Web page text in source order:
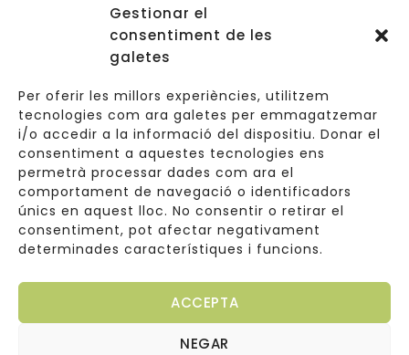
Gestionar el
consentiment de les
galetes
Per oferir les millors experiències, utilitzem
tecnologies com ara galetes per emmagatzemar
i/o accedir a la informació del dispositiu. Donar el
consentiment a aquestes tecnologies ens
permetrà processar dades com ara el
comportament de navegació o identificadors
únics en aquest lloc. No consentir o retirar el
consentiment, pot afectar negativament
determinades característiques i funcions.
ACCEPTA
NEGAR
Carrer de Valldoreix 45, 08172 Sant Cugat del Vallès
933 157 807 | 691967537
info@cuinetes.shop